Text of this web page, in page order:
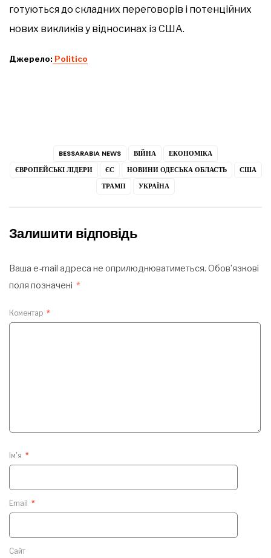
готуються до складних переговорів і потенційних
нових викликів у відносинах із США.
Джерело: Рolitico
BESSARABIA NEWS ВІЙНА
ЕКОНОМІКА
ЄВРОПЕЙСЬКІ ЛІДЕРИ
ЄС НОВИНИ ОДЕСЬКА ОБЛАСТЬ
США
ТРАМП
УКРАЇНА
Залишити відповідь
Ваша e-mail адреса не оприлюднюватиметься. Обов’язкові
поля позначені *
Коментар *
Ім'я *
Email *
Сайт